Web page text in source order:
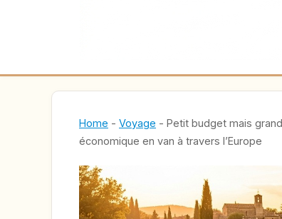
Home - Voyage - Petit budget mais
économique en van à travers l’Europe